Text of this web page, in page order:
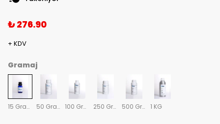
₺ 276.90
+ KDV
Gramaj
15 Gram 50 Gram 100 Gram 250 Gram 500 Gram 1 KG